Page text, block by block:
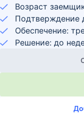
Возраст
Подтверждение
Обеспечение:
Решение: до